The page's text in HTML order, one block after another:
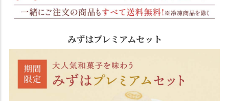
みずはプレミアムセット